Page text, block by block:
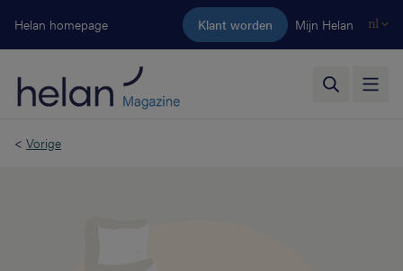
Ga naar de hoofdinhoud
Helan homepage Klant worden Mijn Helan nl
< Vorige